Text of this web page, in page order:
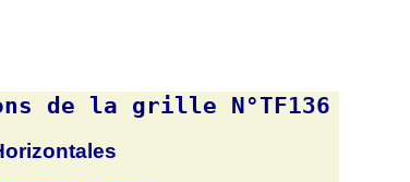
de la grille N°TF136